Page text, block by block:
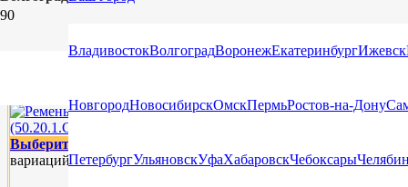
ВладивостокВолгоградВоронежЕкатеринбургИжевск
НовгородНовосибирскОмскПермьРостов-на-Дону
ПетербургУльяновскУфаХабаровскЧебоксары
КРЕПЛЕНИЕ ГРУЗА НА РЕЧНОМ И МОРСКОМ
Выберите параметры
вариаций. Опции можно выбрать на странице товара.